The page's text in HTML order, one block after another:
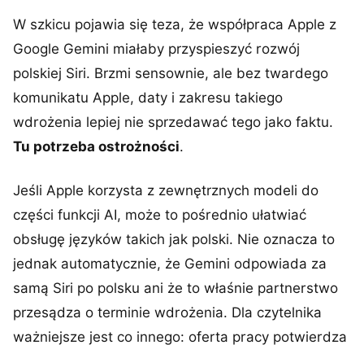
W szkicu pojawia się teza, że współpraca Apple z
Google Gemini miałaby przyspieszyć rozwój
polskiej Siri. Brzmi sensownie, ale bez twardego
komunikatu Apple, daty i zakresu takiego
wdrożenia lepiej nie sprzedawać tego jako faktu.
Tu potrzeba ostrożności.
Jeśli Apple korzysta z zewnętrznych modeli do
części funkcji AI, może to pośrednio ułatwiać
obsługę języków takich jak polski. Nie oznacza to
jednak automatycznie, że Gemini odpowiada za
samą Siri po polsku ani że to właśnie partnerstwo
przesądza o terminie wdrożenia. Dla czytelnika
ważniejsze jest co innego: oferta pracy potwierdza